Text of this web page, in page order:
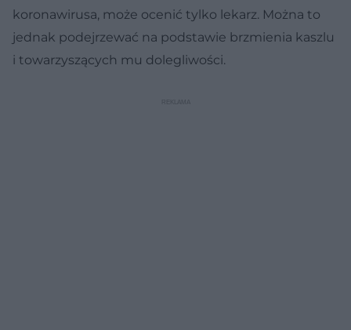
koronawirusa, może ocenić tylko lekarz. Można to
jednak podejrzewać na podstawie brzmienia kaszlu
i towarzyszących mu dolegliwości.